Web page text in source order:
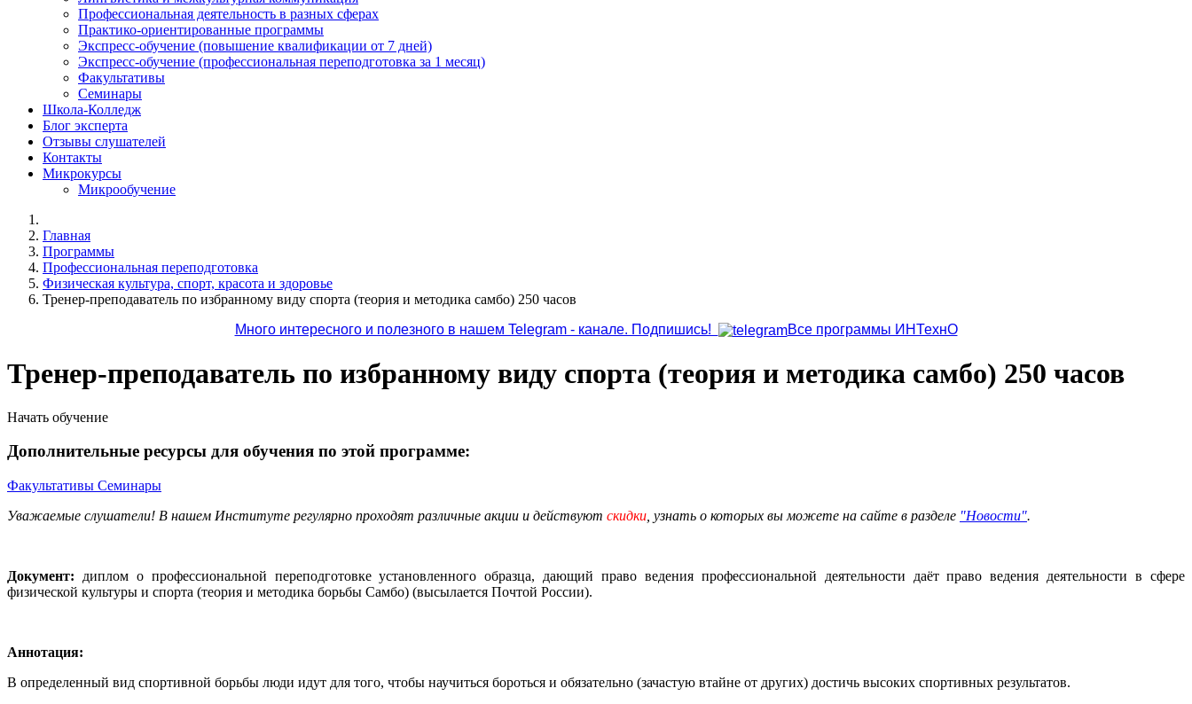
Профессиональная деятельность в разных сферах
Практико-ориентированные программы
Экспресс-обучение (повышение квалификации от 7 дней)
Экспресс-обучение (профессиональная переподготовка за 1 месяц)
Факультативы
Семинары
Школа-Колледж
Блог эксперта
Отзывы слушателей
Контакты
Микрокурсы
Микрообучение
Главная
Программы
Профессиональная переподготовка
Физическая культура, спорт, красота и здоровье
Тренер-преподаватель по избранному виду спорта (теория и методика самбо) 250 часов
Много интересного и полезного в нашем Telegram - канале. Подпишись!
Все программы ИНТехнО
Тренер-преподаватель по избранному виду спорта (теория и методика самбо) 250 часов
Начать обучение
Дополнительные ресурсы для обучения по этой программе:
Факультативы Семинары
Уважаемые слушатели! В нашем Институте регулярно проходят различные акции и действуют скидки , узнать о которых вы можете на сайте в разделе "Новости".
Документ: диплом о профессиональной переподготовке установленного образца, дающий право ведения профессиональной деятельности даёт право ведения деятельности в сфере
физической культуры и спорта (теория и методика борьбы Самбо) (высылается Почтой России).
Аннотация:
В определенный вид спортивной борьбы люди идут для того, чтобы научиться бороться и обязательно (зачастую втайне от других) достичь высоких спортивных результатов.